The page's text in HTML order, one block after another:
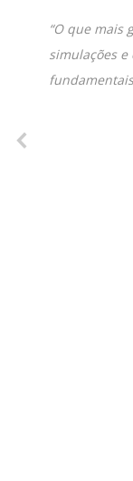
“O que mais
simulações